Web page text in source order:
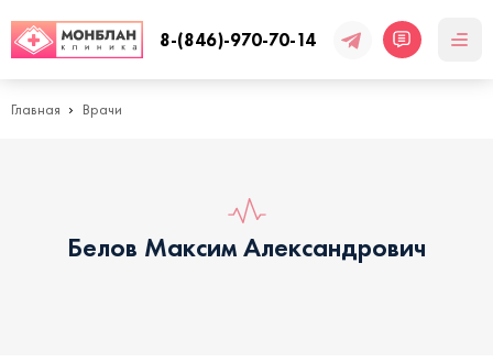
8-(846)-970-70-14
Главная Врачи
Белов Максим Александрович